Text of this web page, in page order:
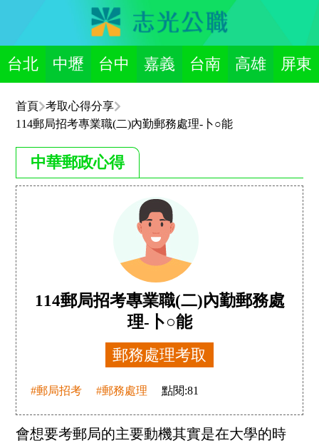
台北 中壢 台中 嘉義 台南 高雄 屏東
首頁
考取心得分享
114郵局招考專業職(二)內勤郵務處理-卜○能
中華郵政心得
114郵局招考專業職(二)內勤郵務處
理-卜○能
郵務處理考取
#郵局招考 #郵務處理 點閱:81
會想要考郵局的主要動機其實是在大學的時